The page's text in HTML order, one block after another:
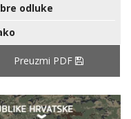
odluke
Preuzmi PDF